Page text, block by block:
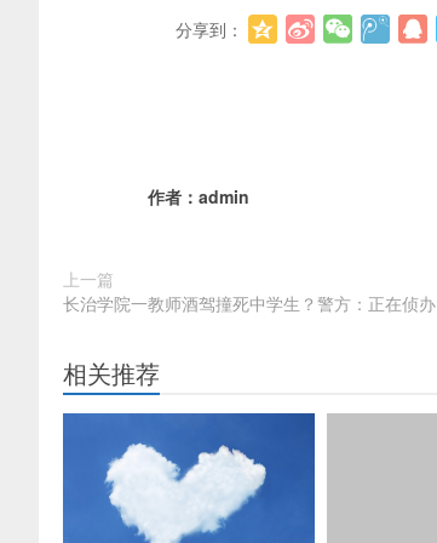
分享到：
作者： admin
上一篇
长治学院一教师酒驾撞死中学生？警方：正在侦办
相关推荐